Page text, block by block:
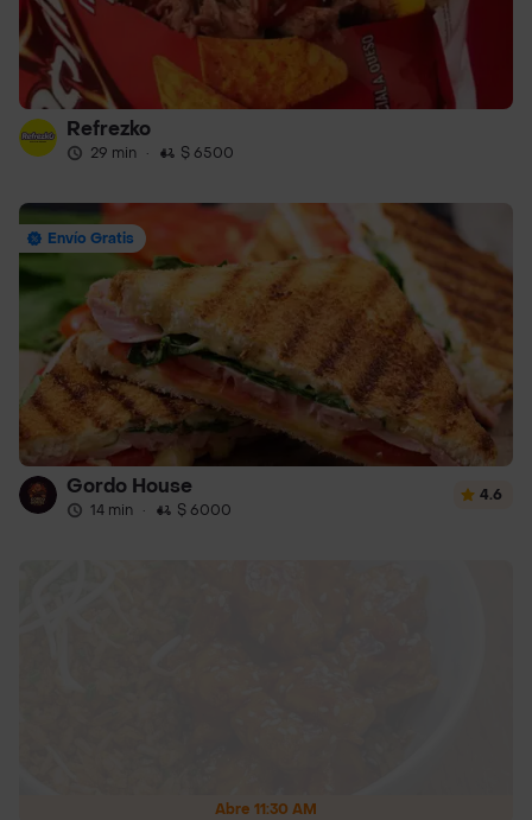
Refrezko
29 min · $ 6500
Envío Gratis
Gordo House
14 min · $ 6000
4.6
Abre 11:30 AM